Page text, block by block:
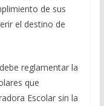
de sus
el destino de
reglamentar la
que
Escolar sin la